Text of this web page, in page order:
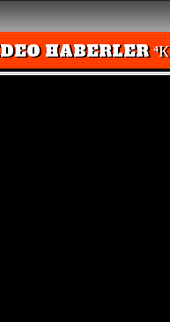
HABERLER ⁴К